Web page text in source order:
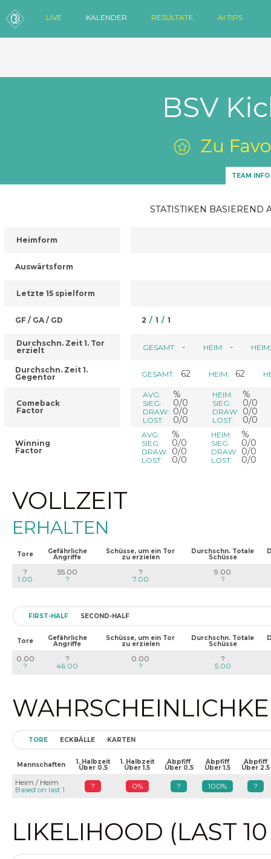
LIVE KALENDER RESULTATE AI TIPS
BSV
Zu
TEAM INFO
STATISTIKEN BASIEREND
Heimform
Auswärtsform
Letzte 15 spielform
GF / GA / GD
Durchschn. Zeit 1. Tor
erzielt
Durchschn. Zeit 1.
Gegentor
Comeback
Factor
Winning
Factor
2 / 1 / 1
GESAMT: - HEIM: - HEIM:
GESAMT: 62 HEIM: 62
AVG: %
SIEG: 0/0
DRAW: 0/0
LOST: 0/0
HEIM: %
SIEG: 0/0
DRAW: 0/0
LOST: 0/0
AVG: %
SIEG: 0/0
DRAW: 0/0
LOST: 0/0
HEIM: %
SIEG: 0/0
DRAW: 0/0
LOST: 0/0
VOLLZEIT
ERHALTEN
Tore Gefährliche
Angriffe
Schüsse, um ein Tor
zu erzielen
Durchschn. Totale
Schüsse
?
1.00
55.00
?
?
7.00
9.00
?
FIRST-HALF SECOND-HALF
Tore Gefährliche
Angriffe
Schüsse, um ein Tor
zu erzielen
Durchschn. Totale
Schüsse
0.00
?
?
46.00
0.00
?
?
5.00
TORE ECKBÄLLE KARTEN
Mannschaften 1. Halbzeit
Über 0.5
1. Halbzeit
Über 1.5
Abpfiff
Über 0.5
Abpfiff
Über 1.5
Abpfiff
Über 2.5
Heim / Heim
Based on last 1
? 0% ? 100% ?
LIKELIHOOD (LAST